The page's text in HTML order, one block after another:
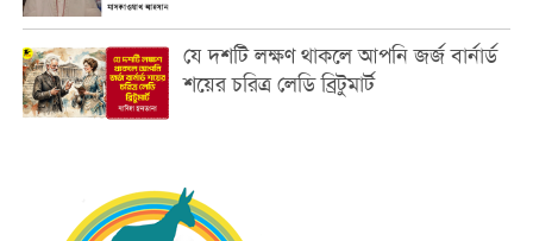
যে দশটি লক্ষণ থাকলে আপনি জর্জ বার্নার্ড
শয়ের চরিত্র লেডি ব্রিটুমার্ট